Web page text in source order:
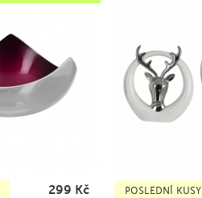
299 Kč POSLEDNÍ KUSY